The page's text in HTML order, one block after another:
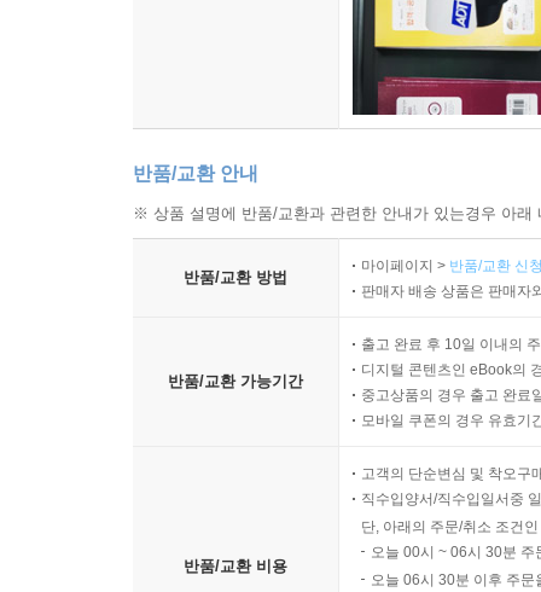
반품/교환 안내
※ 상품 설명에 반품/교환과 관련한 안내가 있는경우 아
반품/교환 방법
마이페이지 > 반품/교환 신
판매자 배송 상품은 판매자
반품/교환 가능기간
출고 완료 후 10일 이내의
디지털 콘텐츠인 eBook의
중고상품의 경우 출고 완료
모바일 쿠폰의 경우 유효기
반품/교환 비용
고객의 단순변심 및 착오구
직수입양서/직수입일서중
단, 아래의 주문/취소 조건
오늘 00시 ~ 06시 30분
오늘 06시 30분 이후 주